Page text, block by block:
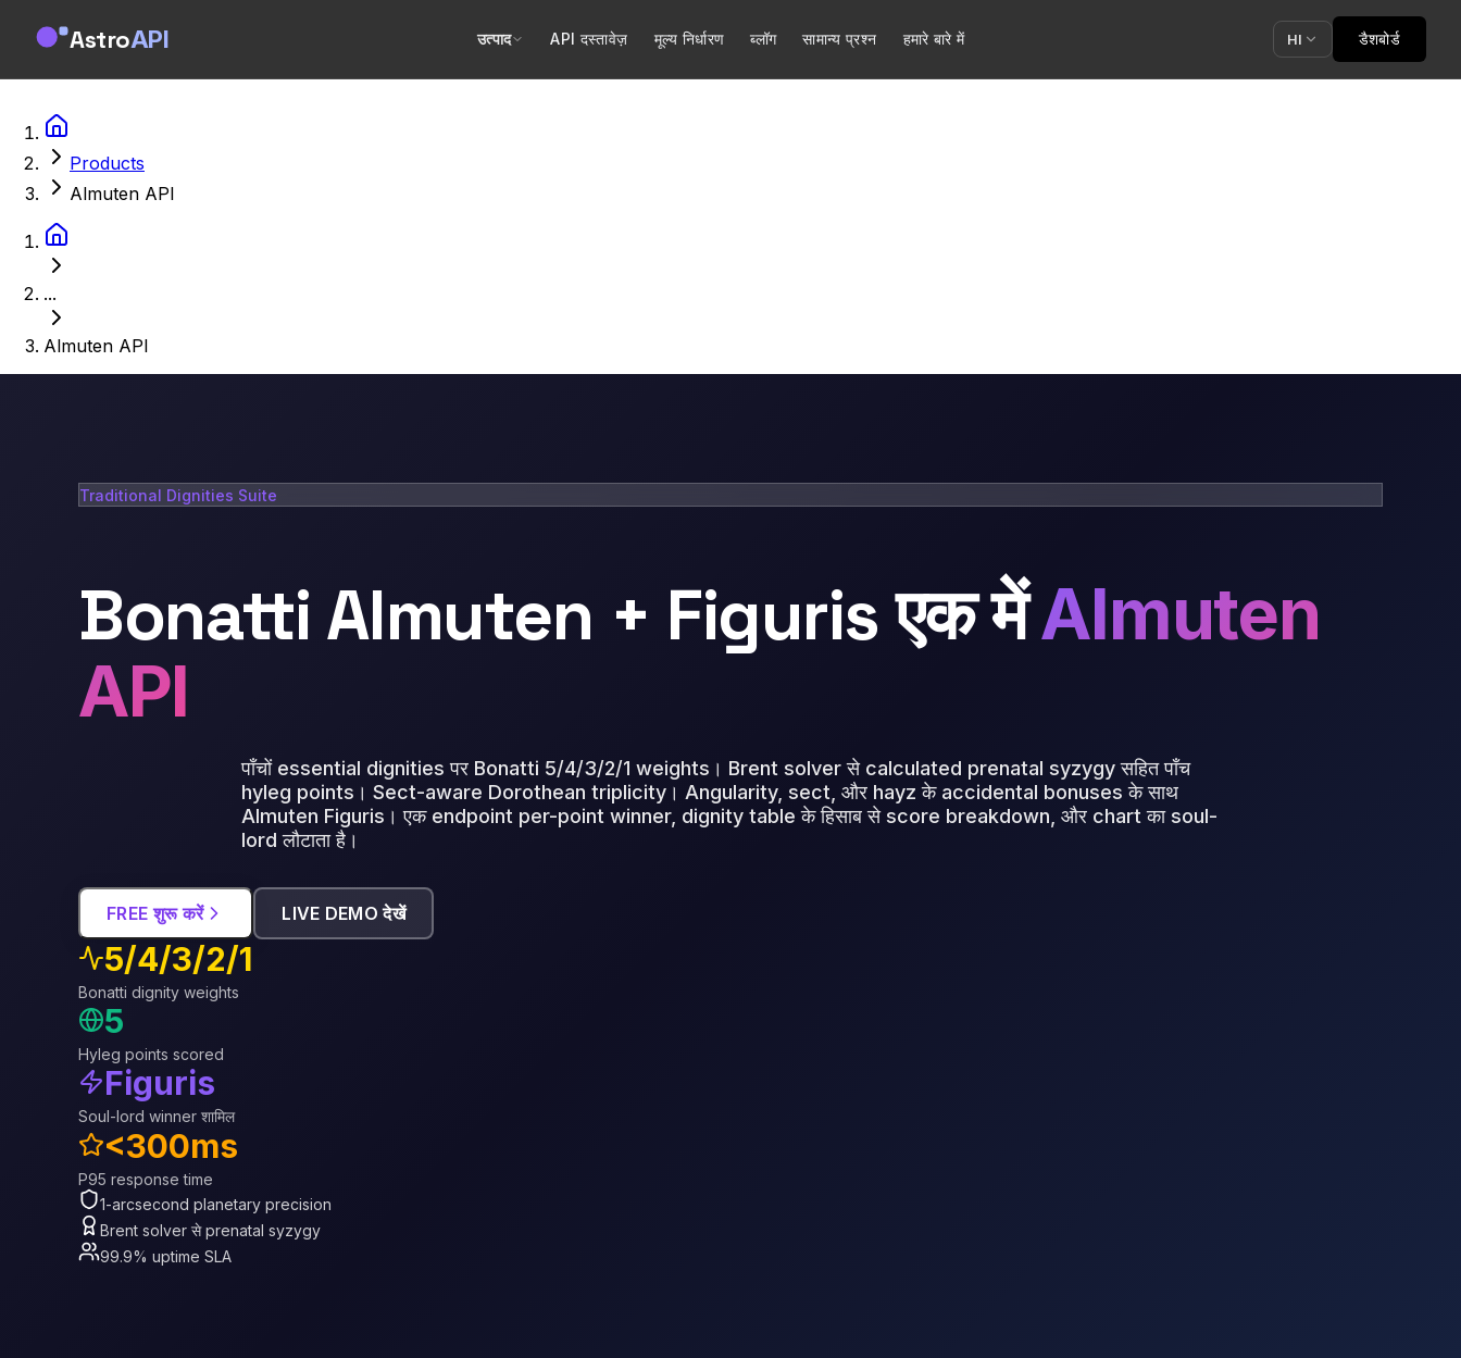
AstroAPI उत्पाद API दस्तावेज़ मूल्य निर्धारण ब्लॉग सामान्य प्रश्न हमारे बारे में HI डैशबोर्ड
Products
Almuten API
...
Almuten API
Traditional Dignities Suite
Bonatti Almuten + Figuris एक मेंAlmuten
API
पाँचों essential dignities पर Bonatti 5/4/3/2/1 weights। Brent solver से calculated prenatal syzygy सहित पाँच
hyleg points। Sect-aware Dorothean triplicity। Angularity, sect, और hayz के accidental bonuses के साथ
Almuten Figuris। एक endpoint per-point winner, dignity table के हिसाब से score breakdown, और chart का soul-
lord लौटाता है।
FREE शुरू करें LIVE DEMO देखें
5/4/3/2/1
Bonatti dignity weights
5
Hyleg points scored
Figuris
Soul-lord winner शामिल
<300ms
P95 response time
1-arcsecond planetary precision
Brent solver से prenatal syzygy
99.9% uptime SLA